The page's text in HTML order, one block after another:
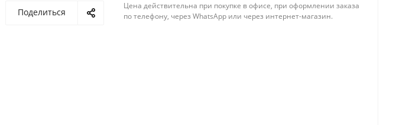
Поделиться
Цена действительна при покупке в офисе, при оформлении заказа
по телефону, через WhatsApp или через интернет-магазин.